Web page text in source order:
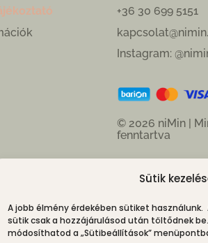
Sütik
A jobb élmény érdekében sütiket
sütik csak a hozzájárulásod után töltődnek
módosíthatod a „Sütibeállítások”
+36 30 699 5151
Instagram:
© 2026 niMin |
fenntartva